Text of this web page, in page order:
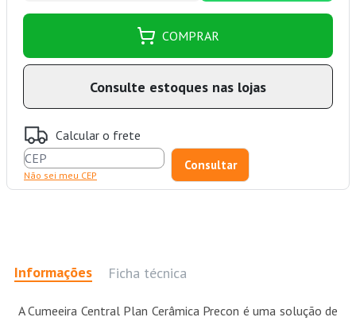
COMPRAR
Consulte estoques nas lojas
Calcular o frete
Não sei meu CEP
Informações Ficha técnica
A Cumeeira Central Plan Cerâmica Precon é uma solução de